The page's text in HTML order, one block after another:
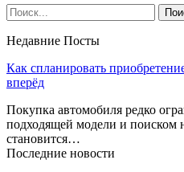
Недавние Посты
Как спланировать
вперёд
Покупка автомобиля редко
подходящей модели и
становится…
Последние новости